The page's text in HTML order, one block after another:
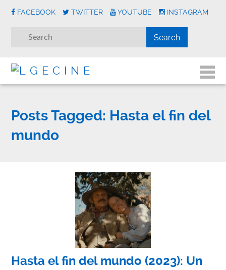
FACEBOOK TWITTER YOUTUBE INSTAGRAM
Posts Tagged: Hasta el fin del
mundo
Hasta el fin del mundo (2023): Un